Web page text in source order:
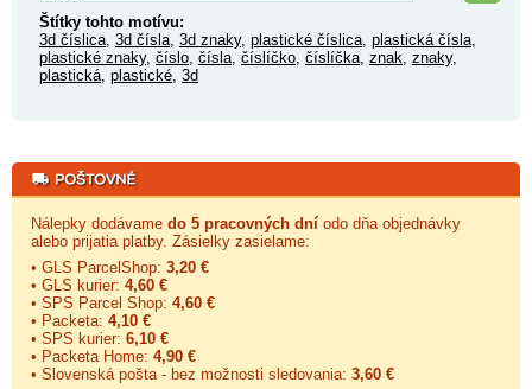
Štítky tohto motívu:
3d číslica, 3d čísla, 3d znaky, plastické číslica, plastická čísla,
plastické znaky, číslo, čísla, číslíčko, číslíčka, znak, znaky,
plastická, plastické, 3d
Nálepky dodávame do 5 pracovných dní odo dňa objednávky
alebo prijatia platby. Zásielky zasielame:
• GLS ParcelShop: 3,20 €
• GLS kurier: 4,60 €
• SPS Parcel Shop: 4,60 €
• Packeta: 4,10 €
• SPS kurier: 6,10 €
• Packeta Home: 4,90 €
• Slovenská pošta - bez možnosti sledovania: 3,60 €